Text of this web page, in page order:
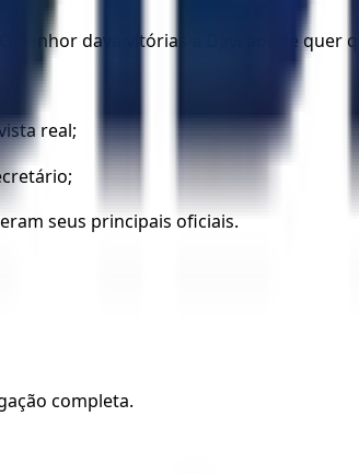
dava vitórias a Davi aonde quer
real;
seus principais oficiais.
completa.